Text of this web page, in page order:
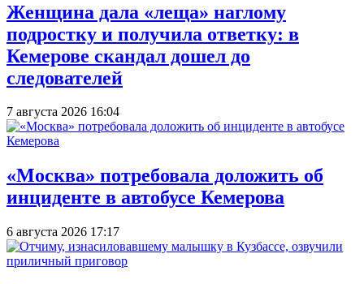
Женщина дала «леща» наглому
подростку и получила ответку: в
Кемерове скандал дошел до
следователей
7 августа 2026 16:04
«Москва» потребовала доложить об
инциденте в автобусе Кемерова
6 августа 2026 17:17